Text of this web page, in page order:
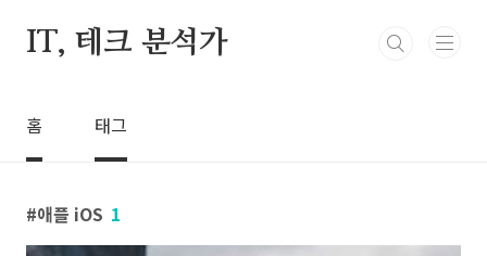
IT, 테크 분석가
홈 태그
애플 iOS 1